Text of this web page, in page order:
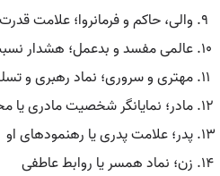
والی، حاکم و فرمانروا؛ علامت
عالمی مفسد و بدعمل؛ هشدار
مهتری و سروری؛ نماد رهبری و
مادر؛ نمایانگر شخصیت مادری یا
پدر؛ علامت پدری یا رهنمودهای او
زن؛ نماد همسر یا روابط عاطفی